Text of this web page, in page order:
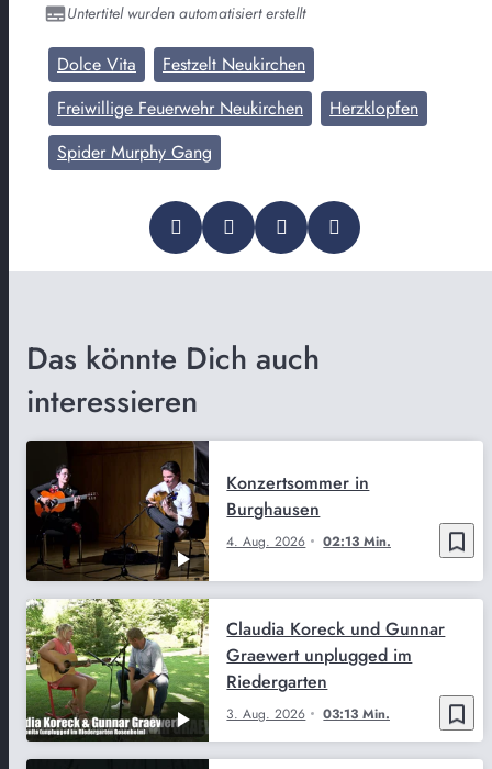
Untertitel wurden automatisiert erstellt
Dolce Vita
Festzelt Neukirchen
Freiwillige Feuerwehr Neukirchen
Herzklopfen
Spider Murphy Gang
Das könnte Dich auch
interessieren
bookmark_border
4. Aug. 2026 02:13 Min.
Konzertsommer in
Burghausen
bookmark_border
3. Aug. 2026 03:13 Min.
Claudia Koreck und Gunnar
Graewert unplugged im
Riedergarten